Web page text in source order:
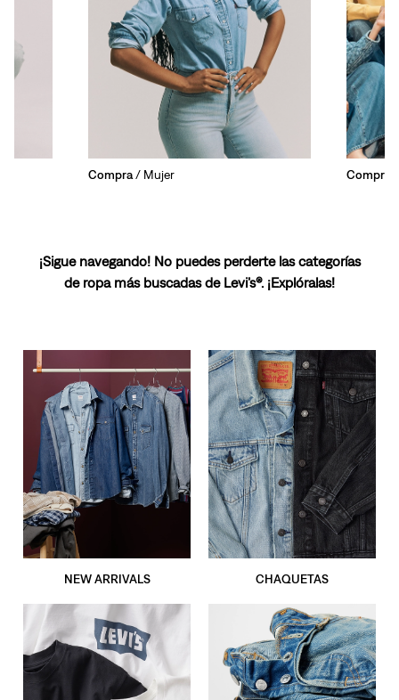
Compra/ Mujer Compra
¡Sigue navegando! No puedes perderte las categorías
de ropa más buscadas de Levi’s®. ¡Explóralas!
NEW ARRIVALS CHAQUETAS